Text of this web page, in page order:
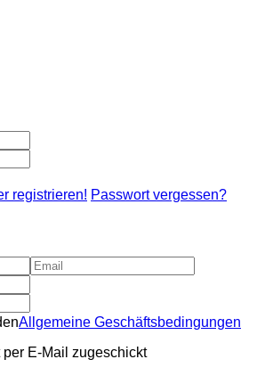
registrieren! Passwort vergessen?
Allgemeine Geschäftsbedingungen
E-Mail zugeschickt